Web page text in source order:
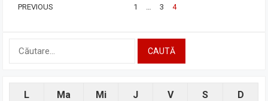
PAGINAȚIE
PREVIOUS 1 3 4
L Ma Mi J V S D